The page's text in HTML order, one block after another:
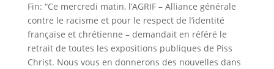
Fin: “Ce mercredi matin, l’AGRIF – Alliance générale
contre le racisme et pour le respect de l’identité
française et chrétienne – demandait en référé le
retrait de toutes les expositions publiques de Piss
Christ. Nous vous en donnerons des nouvelles dans